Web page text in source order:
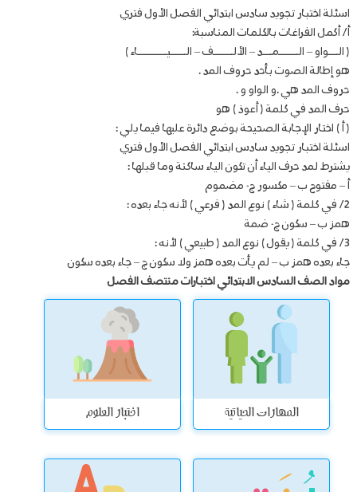
اسئلة اختبار تجويد سادس ابتدائي الفصل الأول فتري
أ/ أكمل الفراغات بالكلمات المناسبة:
( الـــواو – الــــــمـــد – الألــــــف – الـــــيـــــــــاء )
هو إطالة الصوت بأحد حروف المد .
حروف المد هي .و الواو و .
حرف المد في كلمة ( أعوذ ) هو
( أ ) اختار الإجابة الصحيحة بوضع دائرة عليها فيما يلي :
اسئلة اختبار تجويد سادس ابتدائي الفصل الأول فتري
يشترط لمد حرف الياء أن تكون الياء ساكنة وما قبلها :
أ – مفتوح ب – مكسور ج- مضموم
2/ في كلمة ( شاء ) نوع المد ( فرعي ) لأنه جاء بعده :
همز ب – سكون ج- ضمة
3/ في كلمة ( يقول ) نوع المد ( طبيعي ) لأنه :
جاء بعده همز ب – لم يأت بعده همز ولا سكون ج – جاء بعده سكون
مواد الصف السادس الابتدائي اختبارات منتصف الفصل
المهارات الحياتية اختبار العلوم